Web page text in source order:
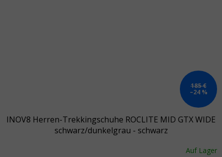
185 €
–24 %
INOV8 Herren-Trekkingschuhe ROCLITE MID GTX WIDE
schwarz/dunkelgrau - schwarz
Auf Lager